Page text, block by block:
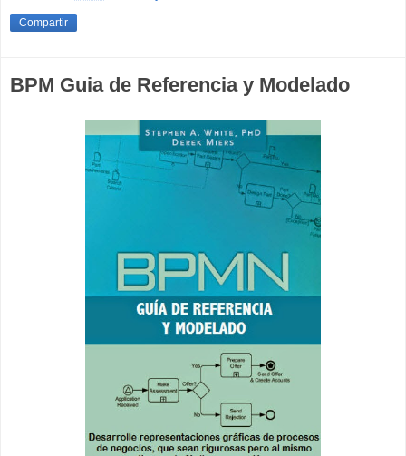
Compartir
BPM Guia de Referencia y Modelado